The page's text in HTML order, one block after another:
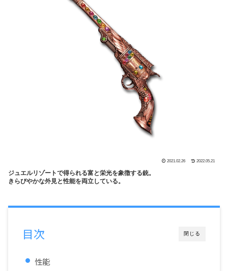
2021.02.26 2022.05.21
ジュエルリゾートで得られる富と栄光を象徴する銃。
きらびやかな外見と性能を両立している。
閉じる
目次
性能